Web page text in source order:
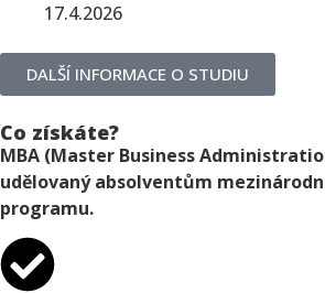
17.4.2026
DALŠÍ INFORMACE O STUDIU
Co získáte?
MBA (Master Business
udělovaný absolventům
programu.